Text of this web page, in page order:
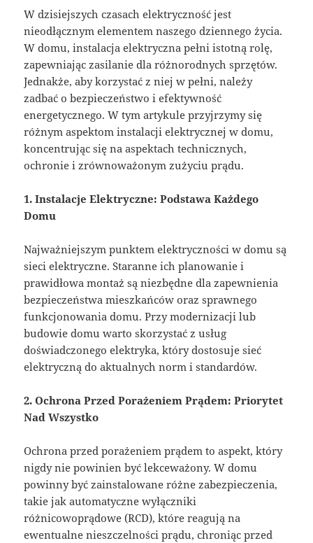
W dzisiejszych czasach elektryczność jest
nieodłącznym elementem naszego dziennego życia.
W domu, instalacja elektryczna pełni istotną rolę,
zapewniając zasilanie dla różnorodnych sprzętów.
Jednakże, aby korzystać z niej w pełni, należy
zadbać o bezpieczeństwo i efektywność
energetycznego. W tym artykule przyjrzymy się
różnym aspektom instalacji elektrycznej w domu,
koncentrując się na aspektach technicznych,
ochronie i zrównoważonym zużyciu prądu.
1. Instalacje Elektryczne: Podstawa Każdego
Domu
Najważniejszym punktem elektryczności w domu są
sieci elektryczne. Staranne ich planowanie i
prawidłowa montaż są niezbędne dla zapewnienia
bezpieczeństwa mieszkańców oraz sprawnego
funkcjonowania domu. Przy modernizacji lub
budowie domu warto skorzystać z usług
doświadczonego elektryka, który dostosuje sieć
elektryczną do aktualnych norm i standardów.
2. Ochrona Przed Porażeniem Prądem: Priorytet
Nad Wszystko
Ochrona przed porażeniem prądem to aspekt, który
nigdy nie powinien być lekceważony. W domu
powinny być zainstalowane różne zabezpieczenia,
takie jak automatyczne wyłączniki
różnicowoprądowe (RCD), które reagują na
ewentualne nieszczelności prądu, chroniąc przed